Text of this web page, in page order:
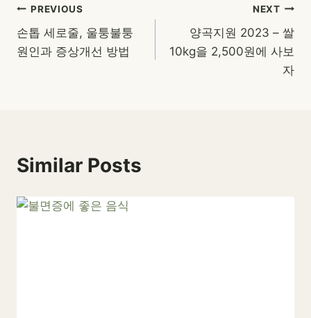
글
탐
PREVIOUS
손톱 세로줄, 울퉁불퉁
원인과 증상개선 방법
NEXT
양곡지원 2023 – 쌀
10kg을 2,500원에 사보
자
Similar Posts